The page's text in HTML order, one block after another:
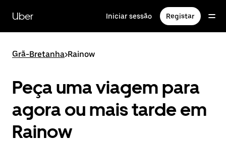
para
conteúdo
Uber Iniciar sessão Registar
Grã-Bretanha>Rainow
Peça uma viagem para
agora ou mais tarde em
Rainow